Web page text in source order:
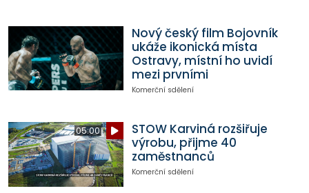
Nový český film Bojovník
ukáže ikonická místa
Ostravy, místní ho uvidí
mezi prvními
Komerční sdělení
05:00
STOW Karviná rozšiřuje
výrobu, přijme 40
zaměstnanců
Komerční sdělení